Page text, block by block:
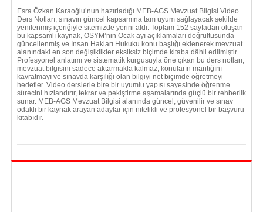
Esra Özkan Karaoğlu’nun hazırladığı MEB-AGS Mevzuat Bilgisi Video
Ders Notları, sınavın güncel kapsamına tam uyum sağlayacak şekilde
yenilenmiş içeriğiyle sitemizde yerini aldı. Toplam 152 sayfadan oluşan
bu kapsamlı kaynak, ÖSYM’nin Ocak ayı açıklamaları doğrultusunda
güncellenmiş ve İnsan Hakları Hukuku konu başlığı eklenerek mevzuat
alanındaki en son değişiklikler eksiksiz biçimde kitaba dâhil edilmiştir.
Profesyonel anlatımı ve sistematik kurgusuyla öne çıkan bu ders notları;
mevzuat bilgisini sadece aktarmakla kalmaz, konuların mantığını
kavratmayı ve sınavda karşılığı olan bilgiyi net biçimde öğretmeyi
hedefler. Video derslerle bire bir uyumlu yapısı sayesinde öğrenme
sürecini hızlandırır, tekrar ve pekiştirme aşamalarında güçlü bir rehberlik
sunar. MEB-AGS Mevzuat Bilgisi alanında güncel, güvenilir ve sınav
odaklı bir kaynak arayan adaylar için nitelikli ve profesyonel bir başvuru
kitabıdır.